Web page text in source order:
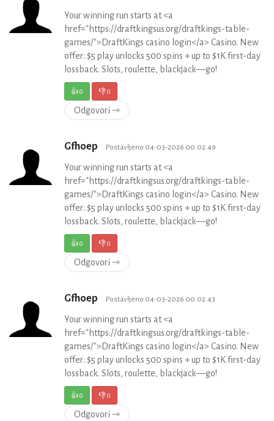
Your winning run starts at <a
href="https://draftkingsus.org/draftkings-table-
games/">DraftKings casino login</a> Casino. New
offer: $5 play unlocks 500 spins + up to $1K first-day
lossback. Slots, roulette, blackjack—go!
👍0 👎0
Odgovori ⇾
Gfhoep Postavljeno 04-03-2026 00:02:49
Your winning run starts at <a
href="https://draftkingsus.org/draftkings-table-
games/">DraftKings casino login</a> Casino. New
offer: $5 play unlocks 500 spins + up to $1K first-day
lossback. Slots, roulette, blackjack—go!
👍0 👎0
Odgovori ⇾
Gfhoep Postavljeno 04-03-2026 00:02:43
Your winning run starts at <a
href="https://draftkingsus.org/draftkings-table-
games/">DraftKings casino login</a> Casino. New
offer: $5 play unlocks 500 spins + up to $1K first-day
lossback. Slots, roulette, blackjack—go!
👍0 👎0
Odgovori ⇾